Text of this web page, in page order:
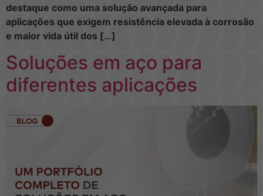
destaque como uma solução avançada para
aplicações que exigem resistência elevada à corrosão
e maior vida útil dos […]
Soluções em aço para
diferentes aplicações